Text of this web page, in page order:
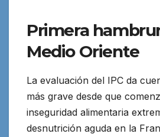
Primera
Medio Oriente
La evaluación del IPC da
más grave desde que
inseguridad alimentaria
desnutrición aguda en la